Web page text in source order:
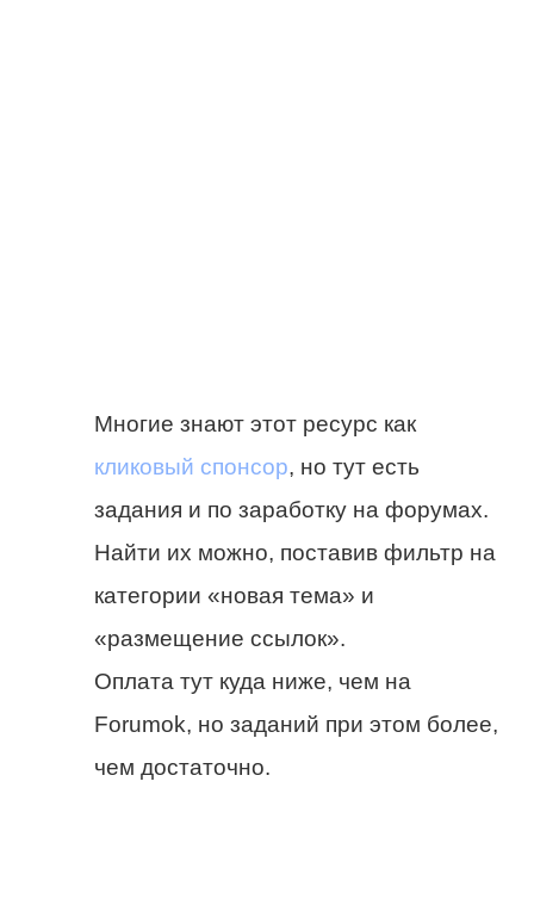
Многие знают этот ресурс как
кликовый спонсор, но тут есть
задания и по заработку на форумах.
Найти их можно, поставив фильтр на
категории «новая тема» и
«размещение ссылок».
Оплата тут куда ниже, чем на
Forumok, но заданий при этом более,
чем достаточно.